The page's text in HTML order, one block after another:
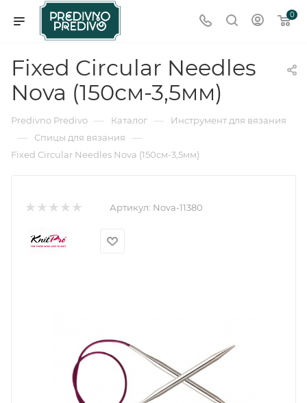
0
Fixed Circular Needles
Nova (150см-3,5мм)
Predivno Predivo — Каталог — Инструмент для вязания
— Спицы для вязания —
Fixed Circular Needles Nova (150см-3,5мм)
Артикул: Nova-11380